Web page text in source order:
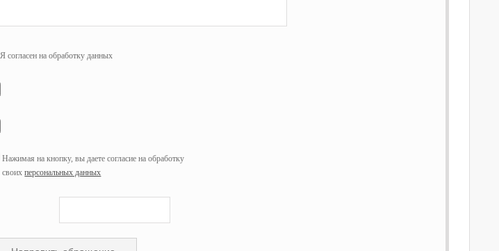
Я согласен на обработку данных
Нажимая на кнопку, вы даете согласие на обработку
своихперсональных данных